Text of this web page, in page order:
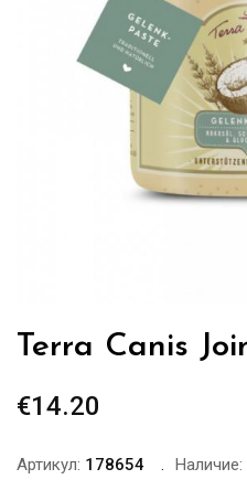
Terra Canis
€14.20
Артикул: 178654 Наличие: